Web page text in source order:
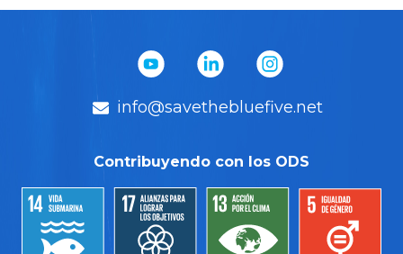
info@savethebluefive.net
Contribuyendo con los ODS